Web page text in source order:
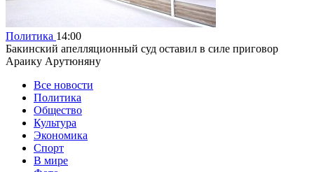
Политика 14:00
Бакинский апелляционный суд оставил в силе приговор
Араику Арутюняну
Все новости
Политика
Общество
Культура
Экономика
Спорт
В мире